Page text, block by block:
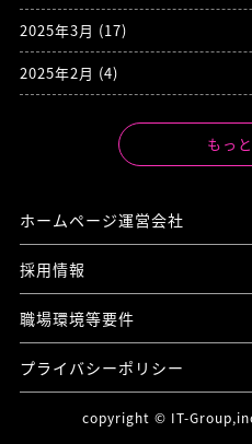
2025年3月 (17)
2025年2月 (4)
もっ
ホームページ運営会社
採用情報
職場環境等要件
プライバシーポリシー
copyright © IT-